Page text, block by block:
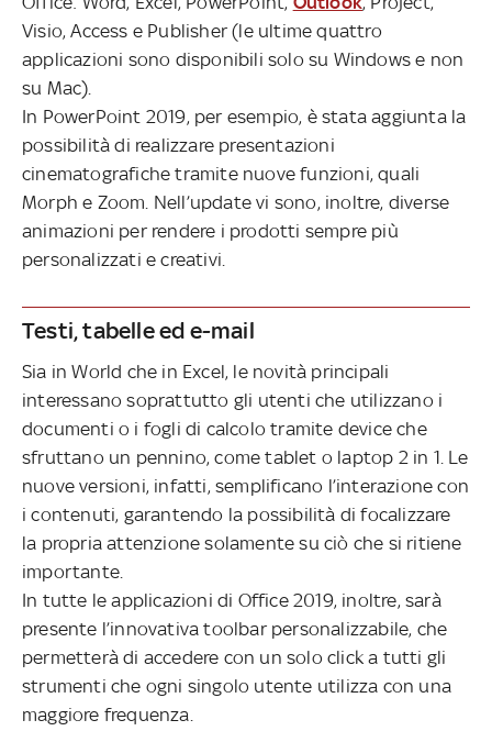
Visio, Access e Publisher (le ultime quattro
applicazioni sono disponibili solo su Windows e non
su Mac).
In PowerPoint 2019, per esempio, è stata aggiunta la
possibilità di realizzare presentazioni
cinematografiche tramite nuove funzioni, quali
Morph e Zoom. Nell’update vi sono, inoltre, diverse
animazioni per rendere i prodotti sempre più
personalizzati e creativi.
Testi, tabelle ed e-mail
Sia in World che in Excel, le novità principali
interessano soprattutto gli utenti che utilizzano i
documenti o i fogli di calcolo tramite device che
sfruttano un pennino, come tablet o laptop 2 in 1. Le
nuove versioni, infatti, semplificano l’interazione con
i contenuti, garantendo la possibilità di focalizzare
la propria attenzione solamente su ciò che si ritiene
importante.
In tutte le applicazioni di Office 2019, inoltre, sarà
presente l’innovativa toolbar personalizzabile, che
permetterà di accedere con un solo click a tutti gli
strumenti che ogni singolo utente utilizza con una
maggiore frequenza.